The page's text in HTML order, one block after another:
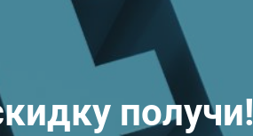
получи!